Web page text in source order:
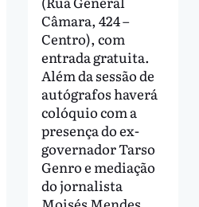
Câmara, 424 –
Centro), com
entrada gratuita.
Além da sessão de
autógrafos haverá
colóquio com a
presença do ex-
governador Tarso
Genro e mediação
do jornalista